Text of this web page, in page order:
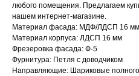
любого помещения. Предлагаем
нашем интернет-магазине.
Материал фасада: МДФ/ЛДСП 16 мм
Материал корпуса: ЛДСП 16 мм
Фрезеровка фасада: Ф-5
Фурнитура: Петля с доводчиком
Направляющие: Шариковые